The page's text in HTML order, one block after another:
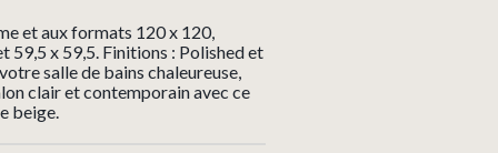
et aux formats 120 x 120,
59,5 x 59,5. Finitions : Polished et
salle de bains chaleureuse,
clair et contemporain avec ce
beige.